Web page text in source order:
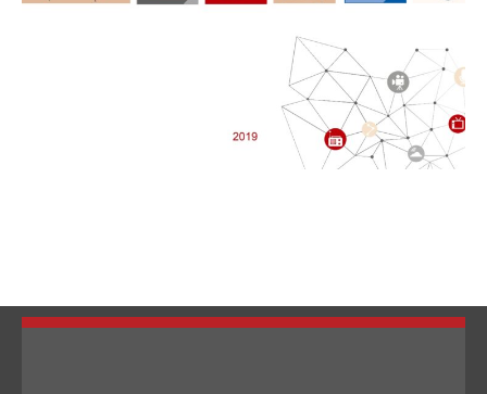
تبديل اللغة